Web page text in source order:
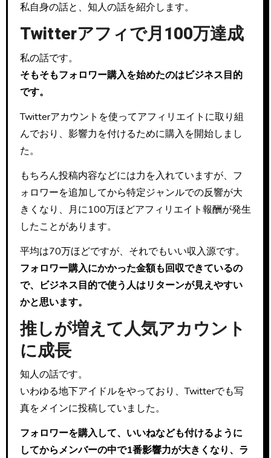
私自身の話と、知人の話を紹介します。
Twitterアフィで月100万達成
私の話です。
そもそもフォロワー購入を始めたのはビジネス目的
です。
Twitterアカウントを使ってアフィリエイトに取り組
んでおり、影響力を付けるために購入を開始しまし
た。
もちろん投稿内容などには力を入れていますが、フ
ォロワーを追加してから特定ジャンルでの反響が大
きくなり、月に100万ほどアフィリエイト報酬が発生
したことがあります。
平均は70万ほどですが、それでもいい収入源です。
フォロワー購入にかかった金額も回収できているの
で、ビジネス目的で使う人はリターンが見えやすい
かと思います。
推しが増えて人気アカウント
に成長
知人の話です。
いわゆる地下アイドルをやっており、Twitterでも写
真をメインに投稿していました。
フォロワーを購入して、いいねなども付けるように
してからメンバーの中で1番影響力が大きくなり、ラ